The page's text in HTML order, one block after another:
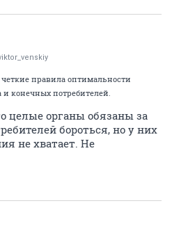
правила оптимальности
и конечных потребителей.
целые органы обязаны за
бороться, но у них
не хватает. Не